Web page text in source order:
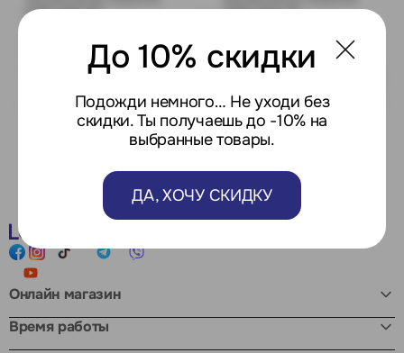
AGM ADH 20
8 480 MDL
Есть в наличии:
AGM ADH 37
9 890 MDL
Есть в наличии:
Онлайн магазин
Время работы
До 10% скидки
Подожди немного… Не уходи без
скидки. Ты получаешь до -10% на
выбранные товары.
ДА, ХОЧУ СКИДКУ